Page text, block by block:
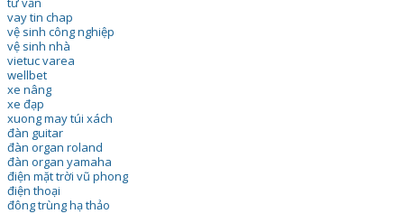
vay tin chap
vệ sinh công nghiệp
vệ sinh nhà
vietuc varea
wellbet
xe nâng
xe đạp
xuong may túi xách
đàn guitar
đàn organ roland
đàn organ yamaha
điện mặt trời vũ phong
điện thoại
đông trùng hạ thảo